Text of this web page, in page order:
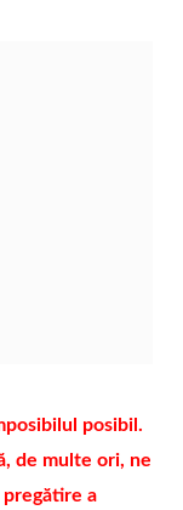
posibil.
de multe ori, ne
a